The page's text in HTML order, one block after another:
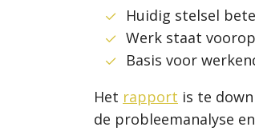
Huidig stelsel
Werk staat voorop
Basis voor
Het rapport is te
de probleemanalyse